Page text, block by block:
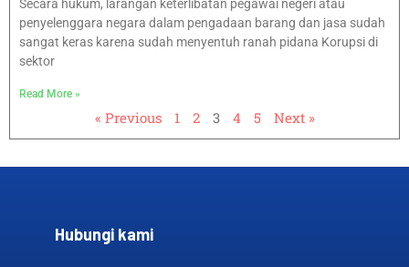
Secara hukum, larangan keterlibatan pegawai negeri atau
penyelenggara negara dalam pengadaan barang dan jasa sudah
sangat keras karena sudah menyentuh ranah pidana Korupsi di
sektor
Read More »
« Previous 1 2 3 4 5 Next »
Hubungi kami​